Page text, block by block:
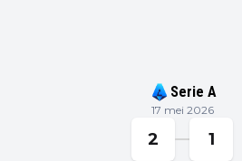
Serie A
17 mei 2026
2 1